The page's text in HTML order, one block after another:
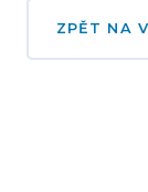
ZPĚT NA